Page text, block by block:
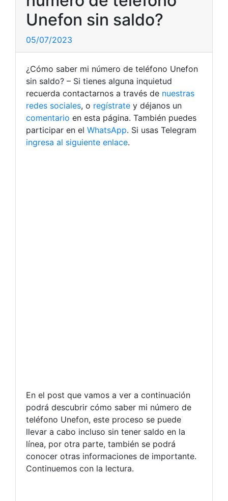
Unefon sin saldo?
05/07/2023
¿Cómo saber mi número de teléfono Unefon
sin saldo? – Si tienes alguna inquietud
recuerda contactarnos a través de nuestras
redes sociales, o regístrate y déjanos un
comentario en esta página. También puedes
participar en el WhatsApp. Si usas Telegram
ingresa al siguiente enlace.
En el post que vamos a ver a continuación
podrá descubrir cómo saber mi número de
teléfono Unefon, este proceso se puede
llevar a cabo incluso sin tener saldo en la
línea, por otra parte, también se podrá
conocer otras informaciones de importante.
Continuemos con la lectura.